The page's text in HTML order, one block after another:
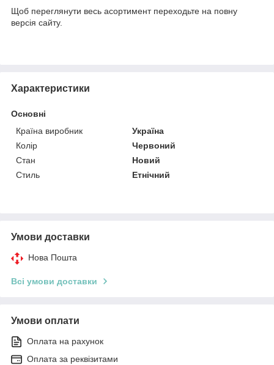
Щоб переглянути весь асортимент переходьте на повну
версія сайту.
Характеристики
Основні
Країна виробник
Україна
Колір
Червоний
Стан
Новий
Стиль
Етнічний
Умови доставки
Нова Пошта
Всі умови доставки
Умови оплати
Оплата на рахунок
Оплата за реквізитами